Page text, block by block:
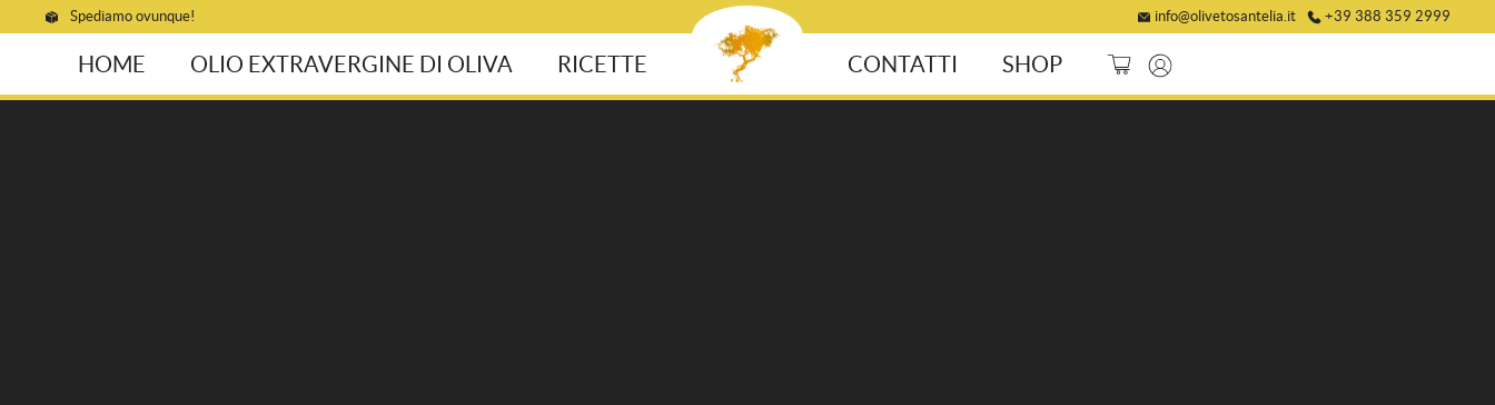
Spediamo ovunque! info@olivetosantelia.it +39 388 359 2999
HOME OLIO EXTRAVERGINE DI OLIVA RICETTE CONTATTI SHOP